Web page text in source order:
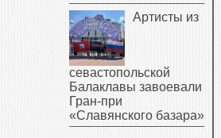
Артисты из
севастопольской
Балаклавы завоевали
Гран-при
«Славянского базара»